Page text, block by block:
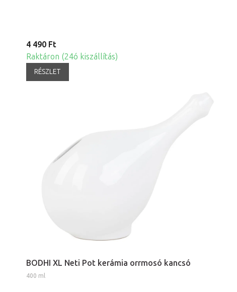
4 490 Ft
Raktáron (24ó kiszállítás)
RÉSZLET
BODHI XL Neti Pot kerámia orrmosó kancsó
400 ml